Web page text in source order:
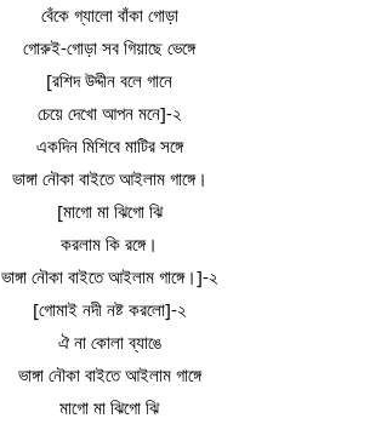
বেঁকে গ্যালো বাঁকা গোড়া
গোরুই-গোড়া সব গিয়াছে ভেঙ্গে
[রশিদ উদ্দীন বলে গানে
চেয়ে দেখো আপন মনে]-২
একদিন মিশিবে মাটির সঙ্গে
ভাঙ্গা নৌকা বাইতে আইলাম গাঙ্গে।
[মাগো মা ঝিগো ঝি
করলাম কি রঙ্গে।
ভাঙ্গা নৌকা বাইতে আইলাম গাঙ্গে।]-২
[গোমাই নদী নষ্ট করলো]-২
ঐ না কোলা ব্যাঙে
ভাঙ্গা নৌকা বাইতে আইলাম গাঙ্গে
মাগো মা ঝিগো ঝি